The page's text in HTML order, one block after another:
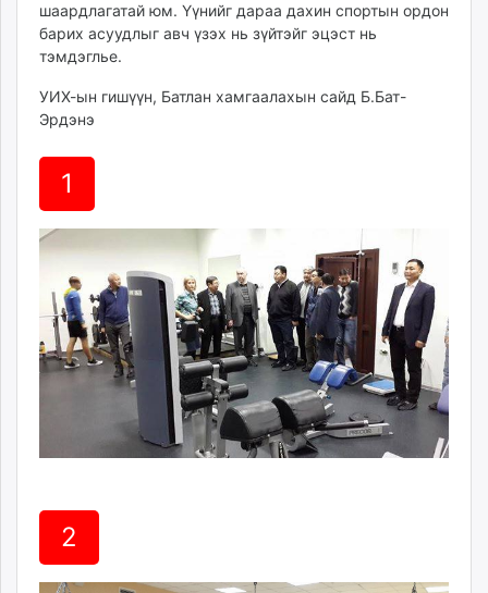
шаардлагатай юм. Үүнийг дараа дахин спортын ордон
барих асуудлыг авч үзэх нь зүйтэйг эцэст нь
тэмдэглье.
УИХ-ын гишүүн, Батлан хамгаалахын сайд Б.Бат-
Эрдэнэ
1
2